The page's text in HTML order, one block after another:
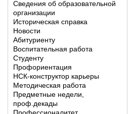
Сведения об образовательной
организации
Историческая справка
Новости
Абитуриенту
Воспитательная работа
Студенту
Профориентация
НСК-конструктор карьеры
Методическая работа
Предметные недели,
проф.декады